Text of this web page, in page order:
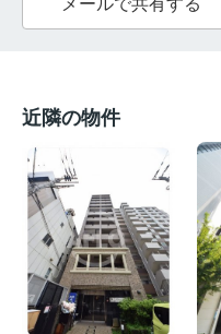
メールで共有する
近隣の物件